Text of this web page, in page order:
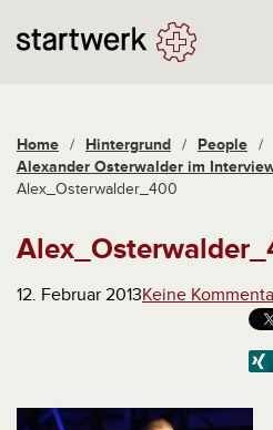
Home / Hintergrund / People /
Alexander Osterwalder im
Alex_Osterwalder_400
12. Februar 2013Keine